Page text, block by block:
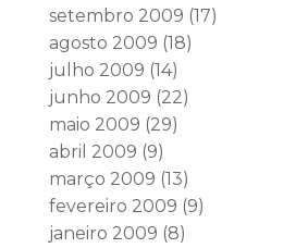
setembro 2009 (17)
agosto 2009 (18)
julho 2009 (14)
junho 2009 (22)
maio 2009 (29)
abril 2009 (9)
março 2009 (13)
fevereiro 2009 (9)
janeiro 2009 (8)